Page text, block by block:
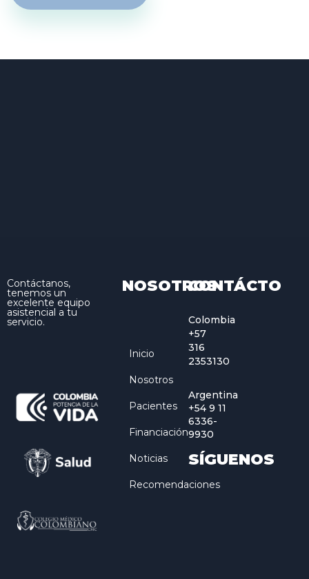
Contáctanos,
tenemos un
excelente equipo
asistencial a tu
servicio.
NOSOTROS
Inicio
Nosotros
Pacientes
Financiación
Noticias
Recomendaciones
CONTÁCTO
Colombia
+57
316
2353130
Argentina
+54 9 11
6336-
9930
SÍGUENOS